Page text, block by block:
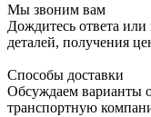
Мы звоним вам
Дождитесь ответа
деталей, получения
Способы доставки
Обсуждаем варианты
транспортную